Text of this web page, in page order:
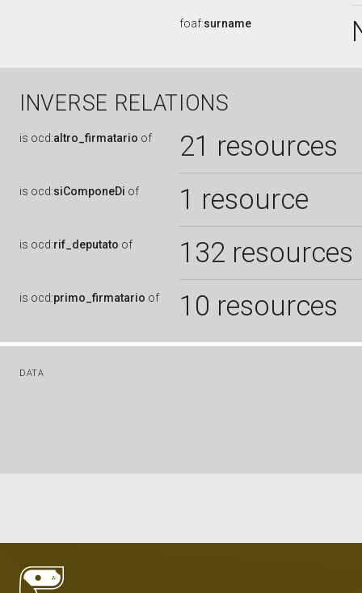
foaf:surname
INVERSE RELATIONS
is ocd:altro_firmatario of 21 resources
is ocd:siComponeDi of 1 resource
is ocd:rif_deputato of 132 resources
is ocd:primo_firmatario of 10 resources
DATA